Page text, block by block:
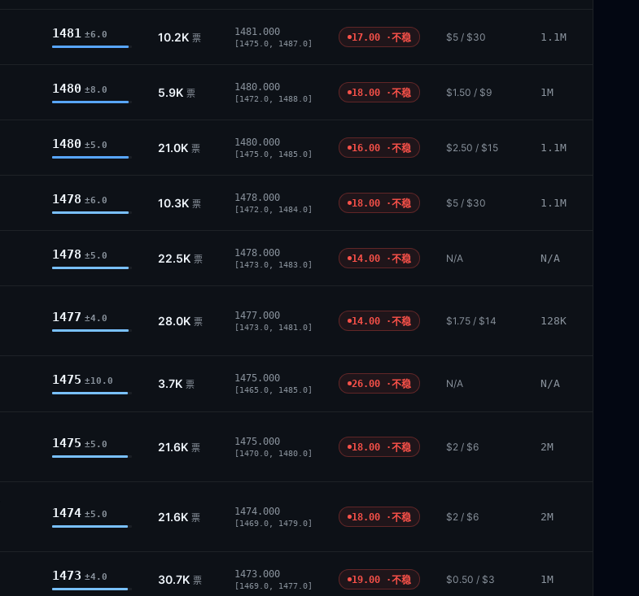
1481 ±6.0 10.2K 票
1481.000
[1475.0, 1487.0]
17.00 ·不稳 $5 / $30 1.1M
1480 ±8.0 5.9K 票
1480.000
[1472.0, 1488.0]
18.00 ·不稳 $1.50 / $9 1M
1480 ±5.0 21.0K 票
1480.000
[1475.0, 1485.0]
16.00 ·不稳 $2.50 / $15 1.1M
1478 ±6.0 10.3K 票
1478.000
[1472.0, 1484.0]
18.00 ·不稳 $5 / $30 1.1M
1478 ±5.0 22.5K 票
1478.000
[1473.0, 1483.0]
14.00 ·不稳 N/A N/A
1477 ±4.0 28.0K 票
1477.000
[1473.0, 1481.0]
14.00 ·不稳 $1.75 / $14 128K
1475 ±10.0 3.7K 票
1475.000
[1465.0, 1485.0]
26.00 ·不稳 N/A N/A
1475 ±5.0 21.6K 票
1475.000
[1470.0, 1480.0]
18.00 ·不稳 $2 / $6 2M
1474 ±5.0 21.6K 票
1474.000
[1469.0, 1479.0]
18.00 ·不稳 $2 / $6 2M
1473 ±4.0 30.7K 票
1473.000
[1469.0, 1477.0]
19.00 ·不稳 $0.50 / $3 1M